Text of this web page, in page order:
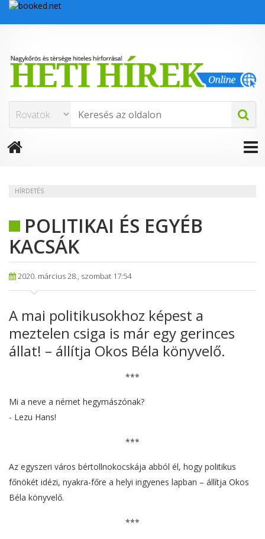
HÍRDETÉS
POLITIKAI ÉS EGYÉB
KACSÁK
2020. március 28., szombat 17:54
A mai politikusokhoz képest a
meztelen csiga is már egy gerinces
állat! – állítja Okos Béla könyvelő.
***
Mi a neve a német hegymászónak?
- Lezu Hans!
***
Az egyszeri város bértollnokocskája abból él, hogy politikus
főnökét idézi, nyakra-főre a helyi ingyenes lapban – állítja Okos
Béla könyvelő.
***